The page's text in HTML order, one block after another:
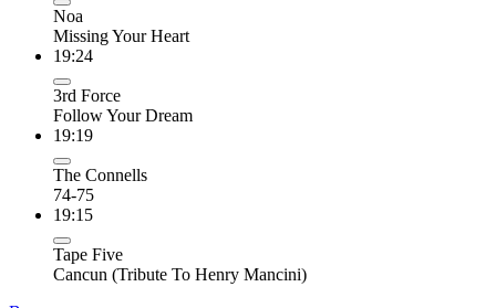
Noa
Missing Your Heart
19:24
3rd Force
Follow Your Dream
19:19
The Connells
74-75
19:15
Tape Five
Cancun (Tribute To Henry Mancini)